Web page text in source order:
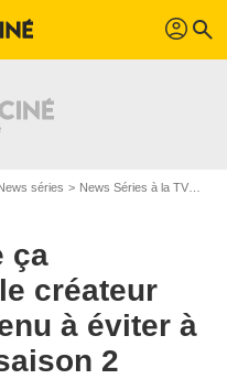
profil search
séries News Séries à la TV
ça
créateur
à éviter à
2